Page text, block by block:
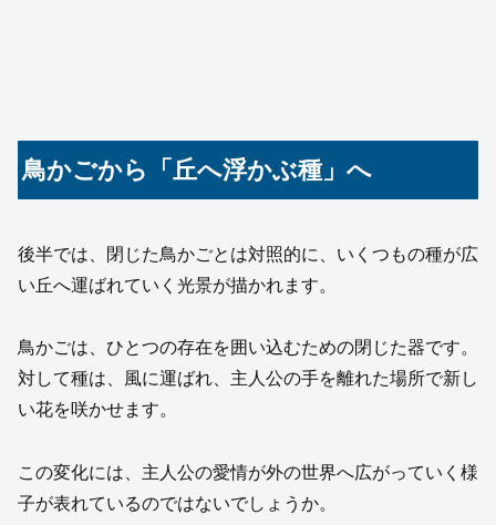
鳥かごから「丘へ浮かぶ種」へ
後半では、閉じた鳥かごとは対照的に、いくつもの種が広
い丘へ運ばれていく光景が描かれます。
鳥かごは、ひとつの存在を囲い込むための閉じた器です。
対して種は、風に運ばれ、主人公の手を離れた場所で新し
い花を咲かせます。
この変化には、主人公の愛情が外の世界へ広がっていく様
子が表れているのではないでしょうか。